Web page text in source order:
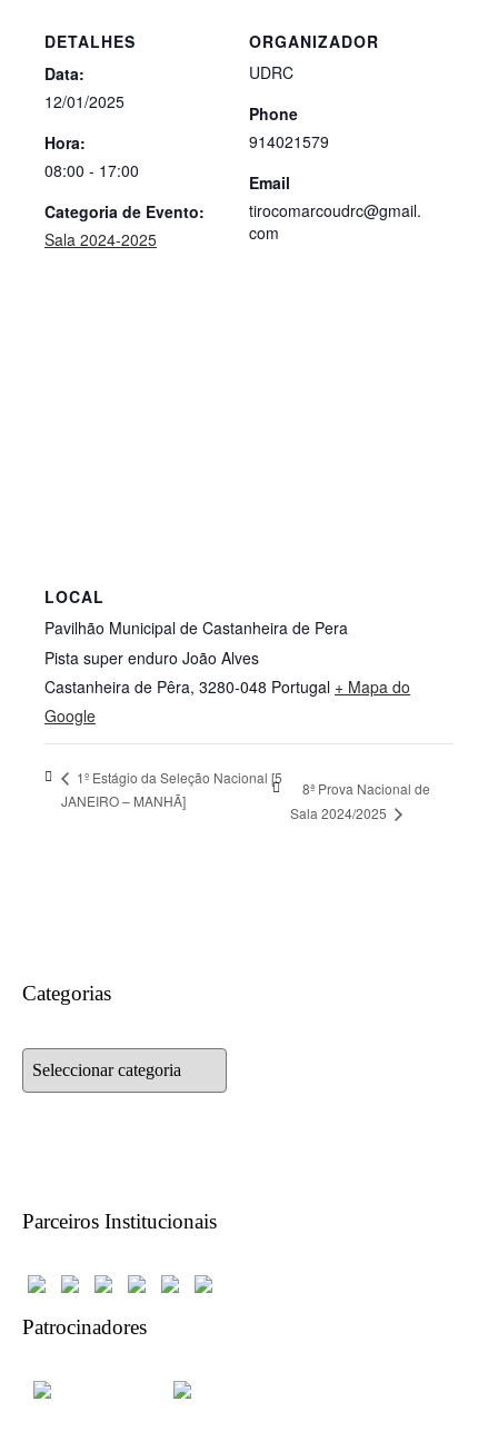
DETALHES
Data:
12/01/2025
Hora:
08:00 - 17:00
Categoria de Evento:
Sala 2024-2025
ORGANIZADOR
UDRC
Phone
914021579
Email
tirocomarcoudrc@gmail.
com
LOCAL
Pavilhão Municipal de Castanheira de Pera
Pista super enduro João Alves
Castanheira de Pêra, 3280-048 Portugal + Mapa do
Google
1º Estágio da Seleção Nacional [5
JANEIRO – MANHÃ]
8ª Prova Nacional de
Sala 2024/2025
Categorias
Categorias
Parceiros Institucionais
Patrocinadores